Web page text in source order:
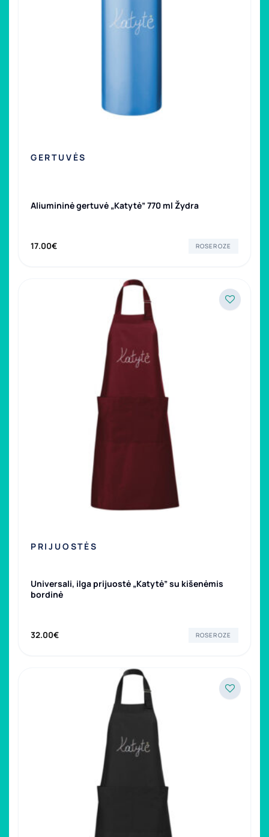
GERTUVĖS
Aliumininė gertuvė „Katytė” 770 ml Žydra
17.00€ ROSEROZE
PRIJUOSTĖS
Universali, ilga prijuostė „Katytė” su kišenėmis
bordinė
32.00€ ROSEROZE